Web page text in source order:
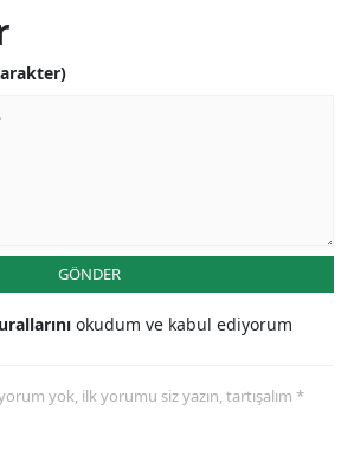
İzmir
GÖNDER
okudum ve kabul ediyorum
yok, ilk yorumu siz yazın, tartışalım *